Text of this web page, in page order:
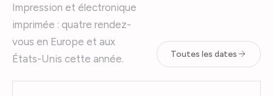
Impression et électronique
imprimée : quatre rendez-
vous en Europe et aux
États-Unis cette année.
Toutes les dates